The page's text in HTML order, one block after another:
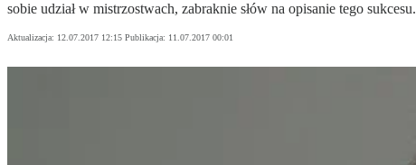
sobie udział w mistrzostwach, zabraknie słów na opisanie tego sukcesu.
Aktualizacja: 12.07.2017 12:15 Publikacja: 11.07.2017 00:01